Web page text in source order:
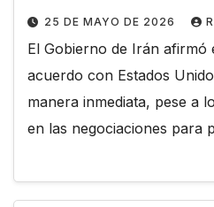
25 DE MAYO DE 2026
El Gobierno de Irán afirmó
acuerdo con Estados
manera inmediata, pese a
en las negociaciones para